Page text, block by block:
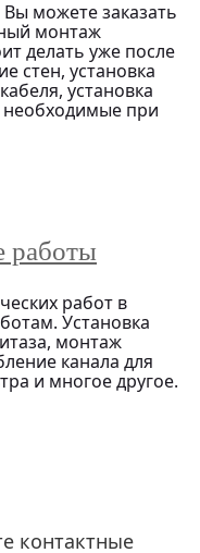
можете заказать
монтаж
делать уже после
стен, установка
установка
необходимые при
работы
работ в
Установка
монтаж
канала для
и многое другое.
контактные